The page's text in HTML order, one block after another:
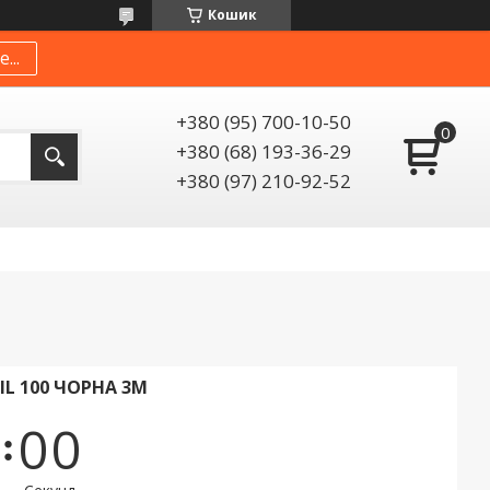
Кошик
+380 (95) 700-10-50
+380 (68) 193-36-29
+380 (97) 210-92-52
100 ЧОРНА 3М
00